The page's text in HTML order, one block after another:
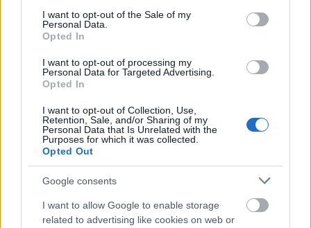
consent section.
I want to opt-out of the Sale of my
Personal Data.
Opted In
I want to opt-out of processing my
Personal Data for Targeted Advertising.
Opted In
I want to opt-out of Collection, Use,
Retention, Sale, and/or Sharing of my
Personal Data that Is Unrelated with the
Purposes for which it was collected.
Opted Out
Google consents
I want to allow Google to enable storage
related to advertising like cookies on web or
και αντικατάσταση του οριζόντιου επιδόματος
ανθυγιεινής εργασίας με νέο, διαφοροποιημένο
κατά καθήκον.
Επέκταση επιδόματος παραμεθορίου:
επίδομα των 130 ευρώ για Έβρο και ακριτικά
νησιά επεκτείνεται και στα στελέχη της ΕΛ.ΑΣ.
σε μονάδες της ηπειρωτικής μεθορίου.
Νέα μισθολογική διάκριση στη Γενική
Γραμματεία Συντονισμού: Αναβάθμιση
απολαβών για Διευθυντές της Προεδρίας της